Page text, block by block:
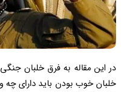
در این مقاله به فرق خلبان
خلبان خوب بودن باید دارای چه